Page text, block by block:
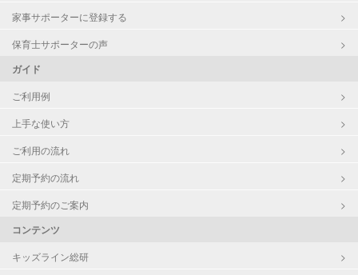
家事サポーターに登録する
保育士サポーターの声
ガイド
ご利用例
上手な使い方
ご利用の流れ
定期予約の流れ
定期予約のご案内
コンテンツ
キッズライン総研